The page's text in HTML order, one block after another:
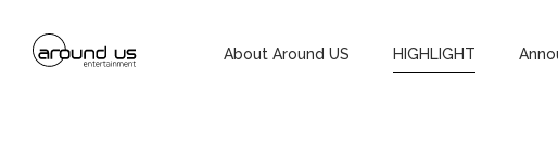
About Around US HIGHLIGHT